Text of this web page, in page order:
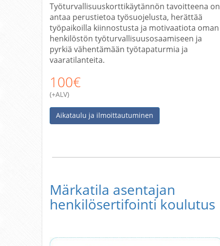
Työturvallisuuskorttikäytännön tavoitteena on
antaa perustietoa työsuojelusta, herättää
työpaikoilla kiinnostusta ja motivaatiota oman
henkilöstön työturvallisuusosaamiseen ja
pyrkiä vähentämään työtapaturmia ja
vaaratilanteita.
100€
(+ALV)
Aikataulu ja ilmoittautuminen
Märkatila asentajan
henkilösertifointi koulutus